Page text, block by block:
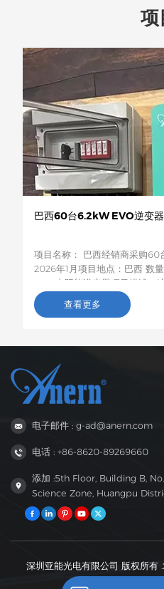
项
巴西60台6.2kW EVO逆变
项目名称： 巴西经销商采购60
2026年1月项目地点：巴西 数
EVO 太阳能逆变器项目描述：
变器将运往巴西，用于农村居
这款6.2kW混合型逆变器支持双
查看更多
电子邮件 : g-ad@anern.com
电话 : +86-8620-89269660
添加 :5th Floor, Building B,
Science Zone, Huangpu
深圳亚能光电有限公司 版权所有 .